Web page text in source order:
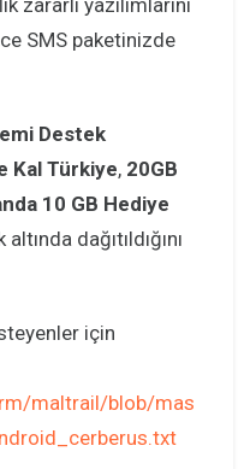
zararlı yazılımlarını
SMS paketinizde
Destek
Kal Türkiye, 20GB
10 GB Hediye
dağıtıldığını
için
maltrail/blob/mas